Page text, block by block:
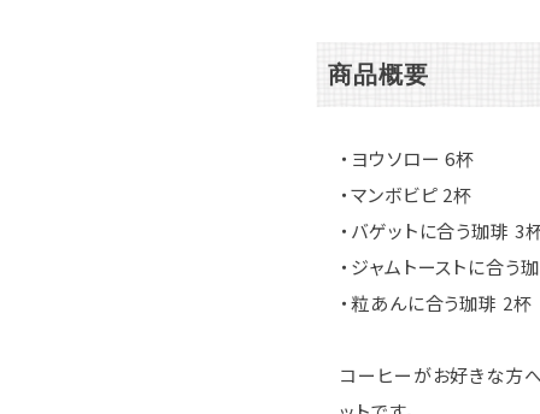
商品概要
・ヨウソロー 6杯
・マンボビピ 2杯
・バゲットに合う珈琲 3
・ジャムトーストに合う
・粒あんに合う珈琲 2杯
コーヒーがお好きな方